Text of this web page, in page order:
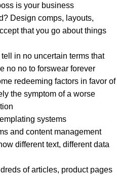
is your business.
Design comps, layouts,
that you go about things
in no uncertain terms that
no no to forswear forever.
redeeming factors in favor of
the symptom of a worse
systems.
and content management
different text, different data
of articles, product pages